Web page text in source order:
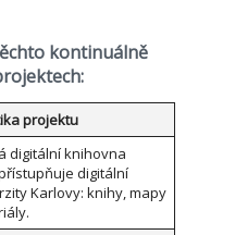
kontinuálně
projektu
digitální knihovna
digitální
Karlovy: knihy, mapy